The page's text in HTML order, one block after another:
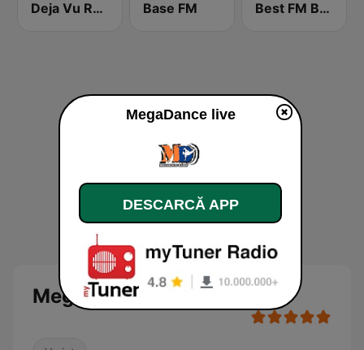
Deja Vu Rádió Base FM Best FM Budapest
MegaDance
MegaDance live
DESCARCĂ APP